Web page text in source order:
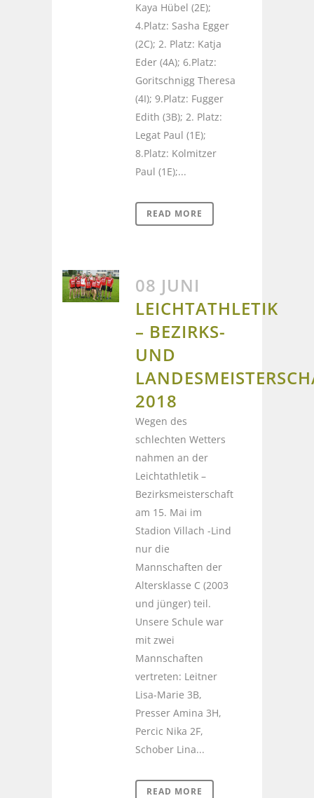
Kaya Hübel (2E);
4.Platz: Sasha Egger
(2C); 2. Platz: Katja
Eder (4A); 6.Platz:
Goritschnigg Theresa
(4I); 9.Platz: Fugger
Edith (3B); 2. Platz:
Legat Paul (1E);
8.Platz: Kolmitzer
Paul (1E);...
READ MORE
08 JUNI
LEICHTATHLETIK
– BEZIRKS-
UND
2018
Wegen des
schlechten Wetters
nahmen an der
Leichtathletik –
Bezirksmeisterschaft
am 15. Mai im
Stadion Villach -Lind
nur die
Mannschaften der
Altersklasse C (2003
und jünger) teil.
Unsere Schule war
mit zwei
Mannschaften
vertreten: Leitner
Lisa-Marie 3B,
Presser Amina 3H,
Percic Nika 2F,
Schober Lina...
READ MORE